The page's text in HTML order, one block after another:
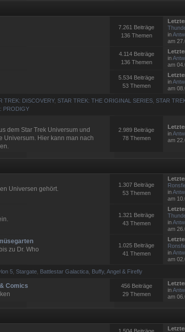
7.261 Beiträge
136 Themen
in
am
4.114 Beiträge
136 Themen
in
am
5.534 Beiträge
53 Themen
in
am
TREK: DISCOVERY,STAR TREK: THE ORIGINAL SERIES ,STAR
PRODIGY
dem Star Trek Universum und
Universum. Hier kann man nach
2.989 Beiträge
78 Themen
in
am
Universen gehört.
1.307 Beiträge
53 Themen
in
am
1.321 Beiträge
43 Themen
in
am
zu Dr. Who
1.025 Beiträge
41 Themen
in
am
5 ,Stargate Battlestar Galactica Buffy, Angel & Firefly
Comics
456 Beiträge
29 Themen
in
am